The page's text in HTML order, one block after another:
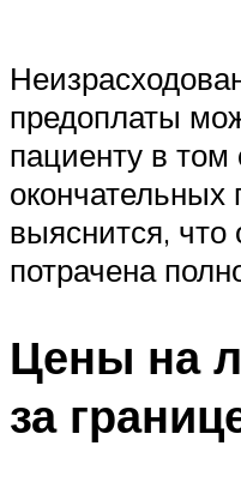
предоплаты
пациенту в том
окончательных
выяснится,
потрачена
Цены на
за